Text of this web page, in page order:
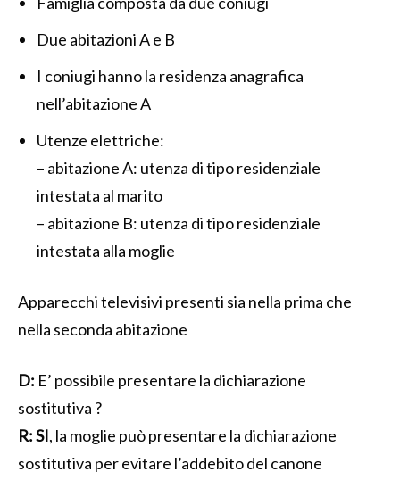
Due abitazioni A e B
I coniugi hanno la residenza anagrafica
nell’abitazione A
Utenze elettriche:
– abitazione A: utenza di tipo residenziale
intestata al marito
– abitazione B: utenza di tipo residenziale
intestata alla moglie
Apparecchi televisivi presenti sia nella prima che
nella seconda abitazione
D: E’ possibile presentare la dichiarazione
sostitutiva ?
R:SI, la moglie può presentare la dichiarazione
sostitutiva per evitare l’addebito del canone